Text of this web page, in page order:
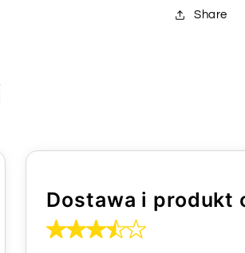
Share
Dostawa i produkt